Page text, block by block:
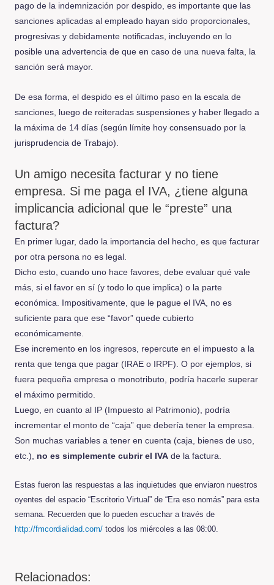
pago de la indemnización por despido, es importante que las
sanciones aplicadas al empleado hayan sido proporcionales,
progresivas y debidamente notificadas, incluyendo en lo
posible una advertencia de que en caso de una nueva falta, la
sanción será mayor.
De esa forma, el despido es el último paso en la escala de
sanciones, luego de reiteradas suspensiones y haber llegado a
la máxima de 14 días (según límite hoy consensuado por la
jurisprudencia de Trabajo).
Un amigo necesita facturar y no tiene
empresa. Si me paga el IVA, ¿tiene alguna
implicancia adicional que le “preste” una
factura?
En primer lugar, dado la importancia del hecho, es que facturar
por otra persona no es legal.
Dicho esto, cuando uno hace favores, debe evaluar qué vale
más, si el favor en sí (y todo lo que implica) o la parte
económica. Impositivamente, que le pague el IVA, no es
suficiente para que ese “favor” quede cubierto
económicamente.
Ese incremento en los ingresos, repercute en el impuesto a la
renta que tenga que pagar (IRAE o IRPF). O por ejemplos, si
fuera pequeña empresa o monotributo, podría hacerle superar
el máximo permitido.
Luego, en cuanto al IP (Impuesto al Patrimonio), podría
incrementar el monto de “caja” que debería tener la empresa.
Son muchas variables a tener en cuenta (caja, bienes de uso,
etc.), no es simplemente cubrir el IVA de la factura.
Estas fueron las respuestas a las inquietudes que enviaron nuestros
oyentes del espacio “Escritorio Virtual” de “Era eso nomás” para esta
semana. Recuerden que lo pueden escuchar a través de
http://fmcordialidad.com/ todos los miércoles a las 08:00.
Relacionados: